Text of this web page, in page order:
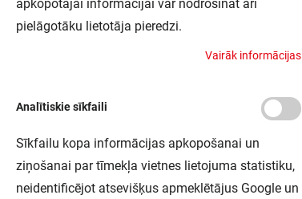
apkopotajai informācijai var nodrošināt arī
pielāgotāku lietotāja pieredzi.
Vairāk informācijas
Analītiskie sīkfaili
Sīkfailu kopa informācijas apkopošanai un
ziņošanai par tīmekļa vietnes lietojuma statistiku,
neidentificējot atsevišķus apmeklētājus Google un